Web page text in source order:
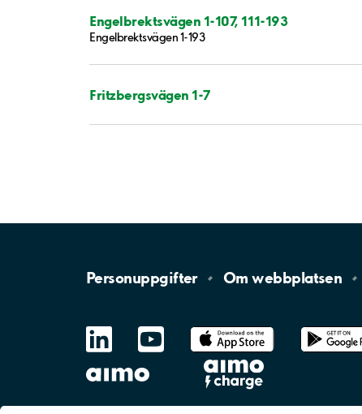
Engelbrektsvägen 1-107, 111-193
Engelbrektsvägen 1-193
Fritzbergsvägen 1-7
Personuppgifter Omwebbplatsen